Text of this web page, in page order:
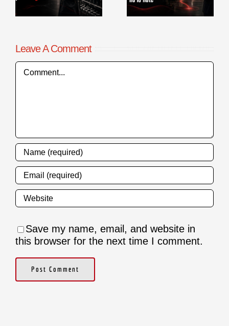
note
punto de venta
Leave A Comment
Comment
Save my name, email, and website in
this browser for the next time I comment.